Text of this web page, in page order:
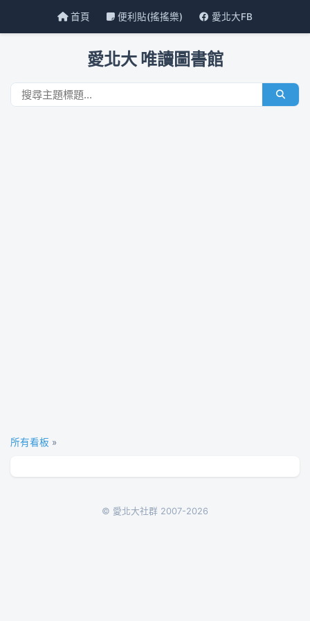
首頁 便利貼(搖搖樂) 愛北大FB
愛北大 唯讀圖書館
所有看板 »
© 愛北大社群 2007-2026